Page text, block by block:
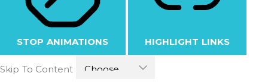
STOP ANIMATIONS HIGHLIGHT LINKS
Skip To Content